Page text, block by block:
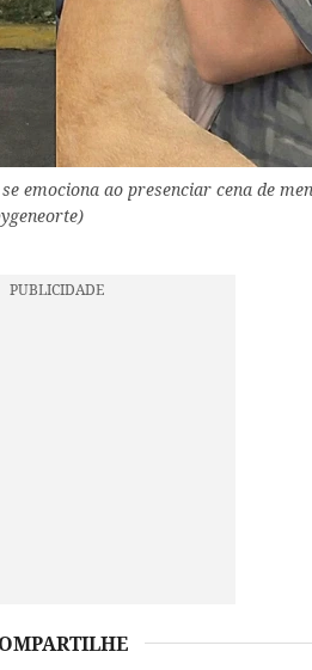
emociona ao presenciar cena de